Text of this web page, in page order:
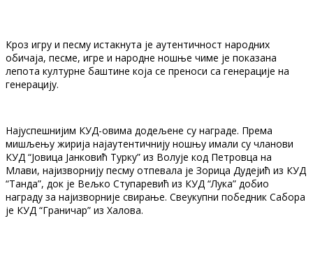
Кроз игру и песму истакнута је аутентичност народних
обичаја, песме, игре и народне ношње чиме је показана
лепота културне баштине која се преноси са генерације на
генерацију.
Најуспешнијим КУД-овима додељене су награде. Према
мишљењу жирија најаутентичнију ношњу имали су чланови
КУД “Јовица Јанковић Турку” из Волује код Петровца на
Млави, најизворнију песму отпевала је Зорица Дудејић из КУД
“Танда”, док је Вељко Ступаревић из КУД “Лука” добио
награду за најизворније свирање. Свеукупни победник Сабора
је КУД “Граничар” из Халова.